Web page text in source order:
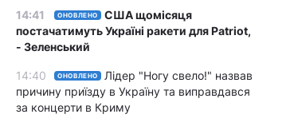
14:41 ОНОВЛЕНО
США щомісяця
постачатимуть Україні ракети для Patriot,
- Зеленський
14:40 ОНОВЛЕНО
Лідер "Ногу свело!" назвав
причину приїзду в Україну та виправдався
за концерти в Криму